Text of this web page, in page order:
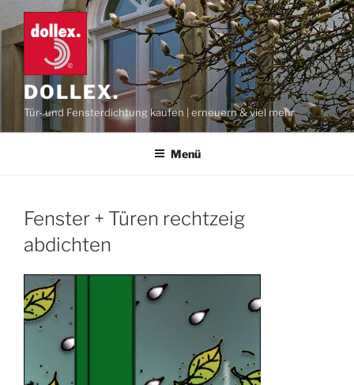
Zum
Inhalt
springen
DOLLEX.
Tür- und Fensterdichtung kaufen | erneuern & viel mehr
Menü
Fenster + Türen rechtzeig
abdichten